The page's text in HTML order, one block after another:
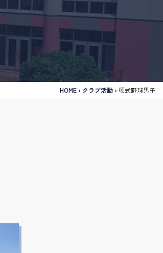
HOME › クラブ活動 ›硬式野球男子